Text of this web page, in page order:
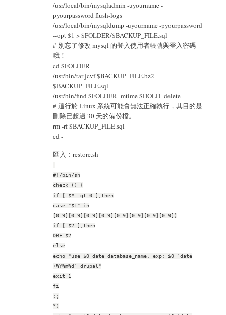
/usr/local/bin/mysqladmin -uyourname -
pyourpassword flush-logs
/usr/local/bin/mysqldump -uyourname -pyourpassword
--opt $1 > $FOLDER/$BACKUP_FILE.sql
# 別忘了修改 mysql 的登入使用者帳號與登入密碼
哦！
cd $FOLDER
/usr/bin/tar jcvf $BACKUP_FILE.bz2
$BACKUP_FILE.sql
/usr/bin/find $FOLDER -mtime $DOLD -delete
# 這行於 Linux 系統可能會無法正確執行，其目的是
刪除已超過 30 天的備份檔。
rm -rf $BACKUP_FILE.sql
cd -
匯入︰restore.sh
#!/bin/sh
check () {
if [ $# -gt 0 ];then
case "$1" in
[0-9][0-9][0-9][0-9][0-9][0-9][0-9][0-9])
if [ $2 ];then
DBF=$2
else
echo "use $0 date database_name. exp: $0 `date
+%Y%m%d` drupal"
exit 1
fi
;;
*)